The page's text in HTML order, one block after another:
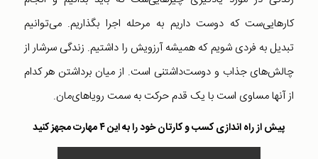
کارهایی‌ست که دوست داریم به مرحله اجرا بگذاریم. می‌توانیم
تبدیل به فردی شویم که همیشه آرزویش را داشتیم. زندگی سرشار از
چالش‌های جذاب و دوست‌داشتنی است. از میان برداشتن هر کدام
از آنها مساوی‌ است با یک قدم حرکت به سمت رویاهای‌مان.
پیش از راه اندازی کسب و کارتان خود را به این ۴ مهارت مجهز کنید